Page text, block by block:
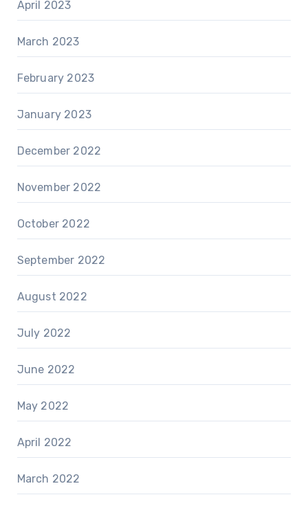
April 2023
March 2023
February 2023
January 2023
December 2022
November 2022
October 2022
September 2022
August 2022
July 2022
June 2022
May 2022
April 2022
March 2022